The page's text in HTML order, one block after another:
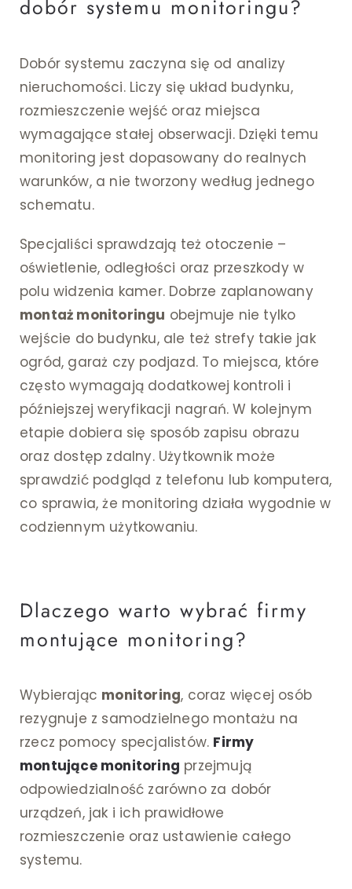
dobór systemu monitoringu?
Dobór systemu zaczyna się od analizy
nieruchomości. Liczy się układ budynku,
rozmieszczenie wejść oraz miejsca
wymagające stałej obserwacji. Dzięki temu
monitoring jest dopasowany do realnych
warunków, a nie tworzony według jednego
schematu.
Specjaliści sprawdzają też otoczenie –
oświetlenie, odległości oraz przeszkody w
polu widzenia kamer. Dobrze zaplanowany
montaż monitoringu obejmuje nie tylko
wejście do budynku, ale też strefy takie jak
ogród, garaż czy podjazd. To miejsca, które
często wymagają dodatkowej kontroli i
późniejszej weryfikacji nagrań. W kolejnym
etapie dobiera się sposób zapisu obrazu
oraz dostęp zdalny. Użytkownik może
sprawdzić podgląd z telefonu lub komputera,
co sprawia, że monitoring działa wygodnie w
codziennym użytkowaniu.
Dlaczego warto wybrać firmy
montujące monitoring?
Wybierając monitoring, coraz więcej osób
rezygnuje z samodzielnego montażu na
rzecz pomocy specjalistów. Firmy
montujące monitoring przejmują
odpowiedzialność zarówno za dobór
urządzeń, jak i ich prawidłowe
rozmieszczenie oraz ustawienie całego
systemu.